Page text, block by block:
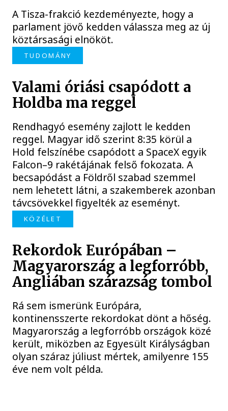
A Tisza-frakció kezdeményezte, hogy a
parlament jövő kedden válassza meg az új
köztársasági elnököt.
TUDOMÁNY
Valami óriási csapódott a
Holdba ma reggel
Rendhagyó esemény zajlott le kedden
reggel. Magyar idő szerint 8:35 körül a
Hold felszínébe csapódott a SpaceX egyik
Falcon–9 rakétájának felső fokozata. A
becsapódást a Földről szabad szemmel
nem lehetett látni, a szakemberek azonban
távcsövekkel figyelték az eseményt.
KÖZÉLET
Rekordok Európában –
Magyarország a legforróbb,
Angliában szárazság tombol
Rá sem ismerünk Európára,
kontinensszerte rekordokat dönt a hőség.
Magyarország a legforróbb országok közé
került, miközben az Egyesült Királyságban
olyan száraz júliust mértek, amilyenre 155
éve nem volt példa.